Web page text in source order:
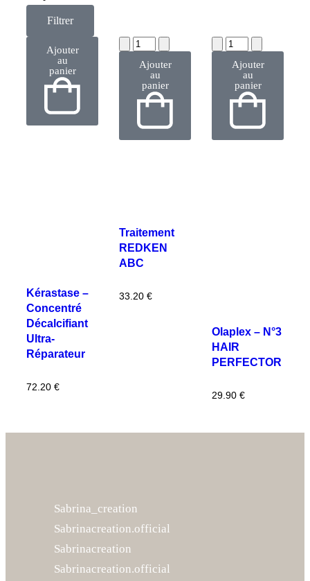
Filtrer
Ajouter
au
panier
Kérastase –
Concentré
Décalcifiant
Ultra-
Réparateur
72.20 €
Ajouter
au
panier
Traitement
REDKEN
ABC
33.20 €
Ajouter
au
panier
Olaplex – N°3
HAIR
PERFECTOR
29.90 €
Sabrina_creation
Sabrinacreation.official
Sabrinacreation
Sabrinacreation.official